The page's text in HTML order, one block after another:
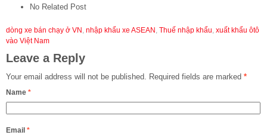
No Related Post
dòng xe bán chạy ở VN, nhập khẩu xe ASEAN, Thuế nhập khẩu, xuất khẩu ôtô
vào Việt Nam
Leave a Reply
Your email address will not be published. Required fields are marked *
Name *
Email *